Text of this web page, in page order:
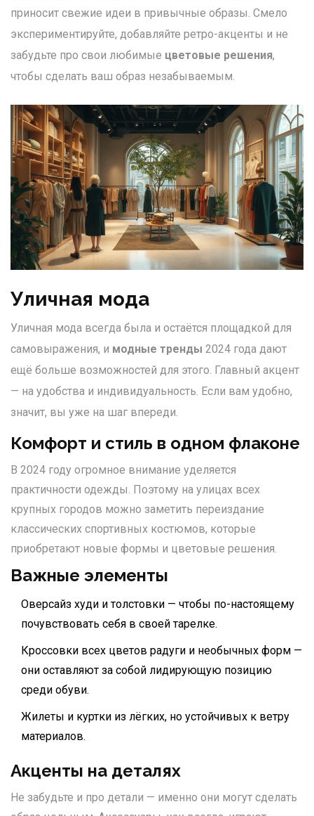
приносит свежие идеи в привычные образы. Смело
экспериментируйте, добавляйте ретро-акценты и не
забудьте про свои любимые цветовые решения,
чтобы сделать ваш образ незабываемым.
Уличная мода
Уличная мода всегда была и остаётся площадкой для
самовыражения, и модные тренды 2024 года дают
ещё больше возможностей для этого. Главный акцент
— на удобства и индивидуальность. Если вам удобно,
значит, вы уже на шаг впереди.
Комфорт и стиль в одном флаконе
В 2024 году огромное внимание уделяется
практичности одежды. Поэтому на улицах всех
крупных городов можно заметить переиздание
классических спортивных костюмов, которые
приобретают новые формы и цветовые решения.
Важные элементы
Оверсайз худи и толстовки — чтобы по-настоящему
почувствовать себя в своей тарелке.
Кроссовки всех цветов радуги и необычных форм —
они оставляют за собой лидирующую позицию
среди обуви.
Жилеты и куртки из лёгких, но устойчивых к ветру
материалов.
Акценты на деталях
Не забудьте и про детали — именно они могут сделать